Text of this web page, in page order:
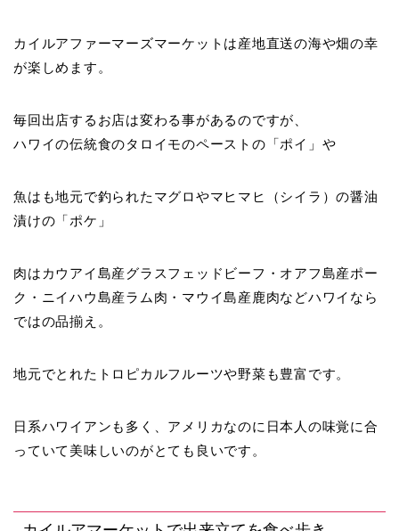
カイルアファーマーズマーケットは産地直送の海や畑の幸
が楽しめます。
毎回出店するお店は変わる事があるのですが、
ハワイの伝統食のタロイモのペーストの「ポイ」や
魚はも地元で釣られたマグロやマヒマヒ（シイラ）の醤油
漬けの「ポケ」
肉はカウアイ島産グラスフェッドビーフ・オアフ島産ポー
ク・ニイハウ島産ラム肉・マウイ島産鹿肉などハワイなら
ではの品揃え。
地元でとれたトロピカルフルーツや野菜も豊富です。
日系ハワイアンも多く、アメリカなのに日本人の味覚に合
っていて美味しいのがとても良いです。